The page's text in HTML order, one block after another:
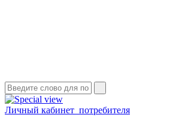
Личный кабинет потребителя